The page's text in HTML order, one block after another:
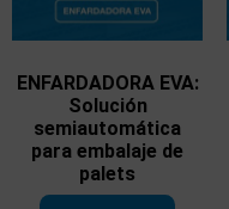
ENFARDADORA EVA:
Solución
semiautomática
para embalaje de
palets